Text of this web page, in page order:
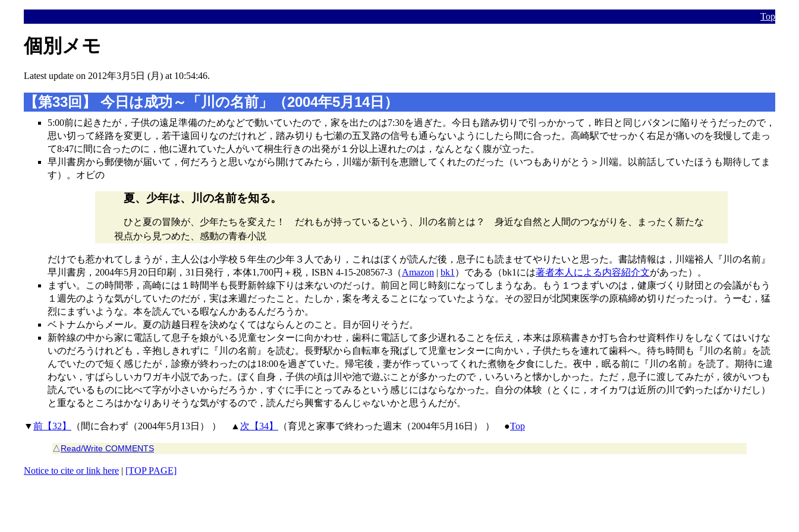
Top
個別メモ
Latest update on 2012年3月5日 (月) at 10:54:46.
【第33回】 今日は成功～「川の名前」（2004年5月14日）
5:00前に起きたが，子供の遠足準備のためなどで動いていたので，家を出たのは7:30を過ぎた。今日も踏み切りで引っかかって，昨日と同じパタンに陥りそうだったので，
思い切って経路を変更し，若干遠回りなのだけれど，踏み切りも七瀬の五叉路の信号も通らないようにしたら間に合った。高崎駅でせっかく右足が痛いのを我慢して走っ
て8:47に間に合ったのに，他に遅れていた人がいて桐生行きの出発が１分以上遅れたのは，なんとなく腹が立った。
早川書房から郵便物が届いて，何だろうと思いながら開けてみたら，川端が新刊を恵贈してくれたのだった（いつもありがとう＞川端。以前話していたほうも期待してま
す）。オビの
夏、少年は、川の名前を知る。
ひと夏の冒険が、少年たちを変えた！ だれもが持っているという、川の名前とは？ 身近な自然と人間のつながりを、まったく新たな
視点から見つめた、感動の青春小説
だけでも惹かれてしまうが，主人公は小学校５年生の少年３人であり，これはぼくが読んだ後，息子にも読ませてやりたいと思った。書誌情報は，川端裕人『川の名前』
早川書房，2004年5月20日印刷，31日発行，本体1,700円＋税，ISBN 4-15-208567-3（Amazon | bk1 ）である（bk1には著者本人による内容紹介文があった）。
まずい。この時間帯，高崎には１時間半も長野新幹線下りは来ないのだっけ。前回と同じ時刻になってしまうなあ。もう１つまずいのは，健康づくり財団との会議がもう
１週先のような気がしていたのだが，実は来週だったこと。たしか，案を考えることになっていたような。その翌日が北関東医学の原稿締め切りだったっけ。うーむ，猛
烈にまずいような。本を読んでいる暇なんかあるんだろうか。
ベトナムからメール。夏の訪越日程を決めなくてはならんとのこと。目が回りそうだ。
新幹線の中から家に電話して息子を娘がいる児童センターに向かわせ，歯科に電話して多少遅れることを伝え，本来は原稿書きか打ち合わせ資料作りをしなくてはいけな
いのだろうけれども，辛抱しきれずに『川の名前』を読む。長野駅から自転車を飛ばして児童センターに向かい，子供たちを連れて歯科へ。待ち時間も『川の名前』を読
んでいたので短く感じたが，診療が終わったのは18:00を過ぎていた。帰宅後，妻が作っていってくれた煮物を夕食にした。夜中，眠る前に『川の名前』を読了。期待に違
わない，すばらしいカワガキ小説であった。ぼく自身，子供の頃は川や池で遊ぶことが多かったので，いろいろと懐かしかった。ただ，息子に渡してみたが，彼がいつも
読んでいるものに比べて字が小さいからだろうか，すぐに手にとってみるという感じにはならなかった。自分の体験（とくに，オイカワは近所の川で釣ったばかりだし）
と重なるところはかなりありそうな気がするので，読んだら興奮するんじゃないかと思うんだが。
▼前【32】 （間に合わず（2004年5月13日） ） ▲ 次【34】 （育児と家事で終わった週末（2004年5月16日） ） ●Top
△Read/Write COMMENTS
Notice to cite or link here | [TOP PAGE]